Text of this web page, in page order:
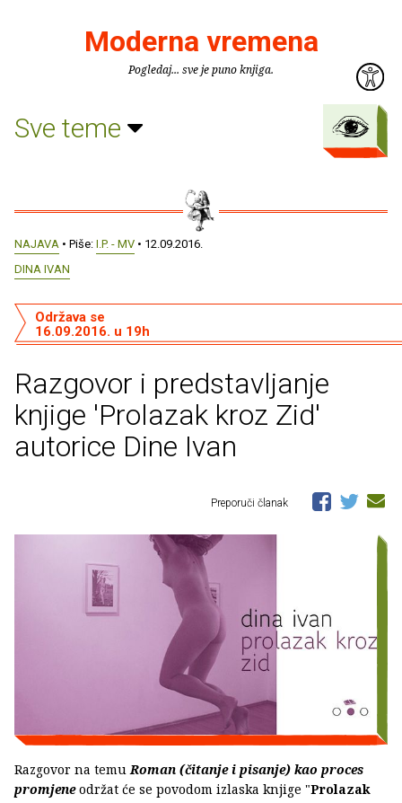
Moderna vremena
Pogledaj... sve je puno knjiga.
Sve teme
NAJAVA • Piše: I.P. - MV • 12.09.2016.
DINA IVAN
Razgovor i predstavljanje
knjige 'Prolazak kroz Zid'
autorice Dine Ivan
Održava se
16.09.2016. u 19h
Preporuči članak
Razgovor na temu Roman (čitanje i pisanje) kao proces
promjeneodržat će se povodom izlaska knjige "Prolazak